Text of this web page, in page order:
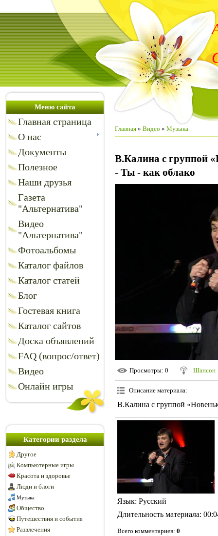
Меню сайта
Главная страница
О нас
Документы
Полезное
Наши друзья
Газета
"Альтернатива"
Видео
"Альтернатива"
Фотоальбомы
Каталог файлов
Каталог статей
Блог
Гостевая книга
Каталог сайтов
Доска объявлений
FAQ (вопрос/ответ)
Видео
Онлайн игры
Категории раздела
Другое
Компьютерные игры
Красота и здоровье
Люди и блоги
Музыка
Общество
Путешествия и события
Развлечения
Главная » Видео » Музыка
В.Калина с группой
- Ты - как облако
Просмотры: 0 Шансон
Описание материала:
В.Калина с группой
Язык: Русский
Длительность материала:
Всего комментариев: 0